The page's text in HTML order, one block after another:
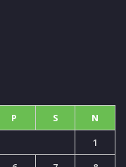
P S N
1